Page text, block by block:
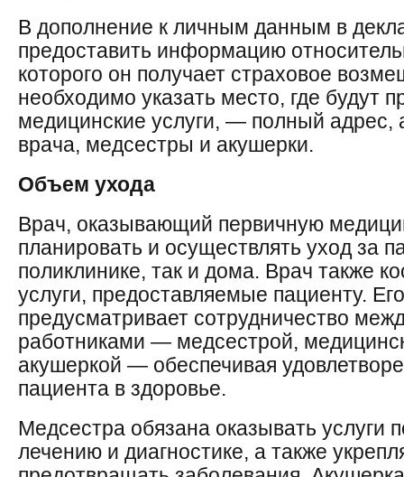
В дополнение к личным данным в
предоставить информацию
которого он получает страховое
необходимо указать место, где будут
медицинские услуги, — полный адрес,
врача, медсестры и акушерки.
Объем ухода
Врач, оказывающий первичную
планировать и осуществлять уход за
поликлинике, так и дома. Врач также
услуги, предоставляемые пациенту.
предусматривает сотрудничество
работниками — медсестрой,
акушеркой — обеспечивая
пациента в здоровье.
Медсестра обязана оказывать услуги
лечению и диагностике, а также